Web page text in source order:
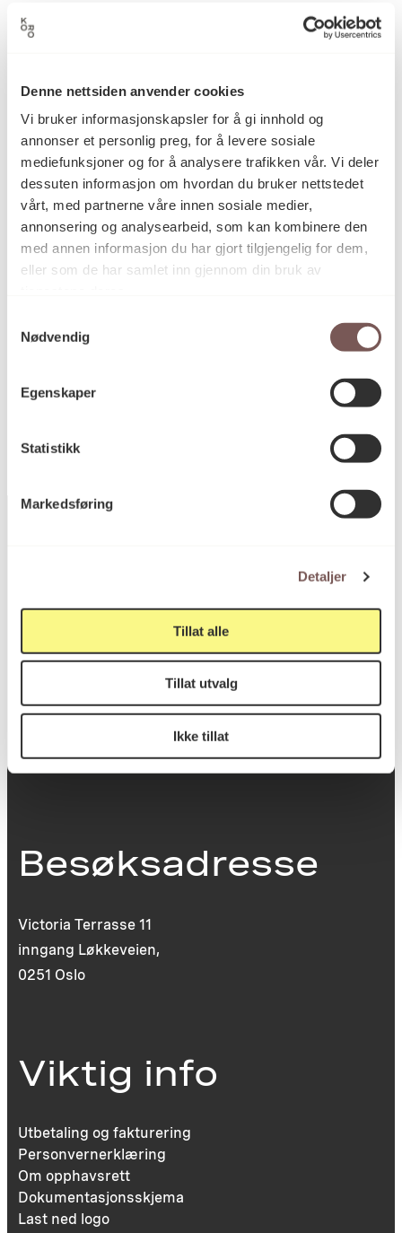
Denne nettsiden anvender cookies
Vi bruker informasjonskapsler for å gi innhold og
annonser et personlig preg, for å levere sosiale
mediefunksjoner og for å analysere trafikken vår. Vi deler
dessuten informasjon om hvordan du bruker nettstedet
vårt, med partnerne våre innen sosiale medier,
annonsering og analysearbeid, som kan kombinere den
med annen informasjon du har gjort tilgjengelig for dem,
eller som de har samlet inn gjennom din bruk av
Nødvendig
Egenskaper
Statistikk
Markedsføring
Detaljer
Tillat alle
Tillat utvalg
Ikke tillat
Kategori Begitning, Brenning, Keramikk
Teknikk og
materiale
Modellert, begittet, brent steingods
Mål
Høyde: 50cm
Bredde: 70cm
Postboks 6994
0130 Oslo
22 99 11 99
Besøksadresse
Victoria Terrasse 11
inngang Løkkeveien,
0251 Oslo
Viktig info
Utbetaling og fakturering
Personvernerklæring
Om opphavsrett
Dokumentasjonsskjema
Last ned logo